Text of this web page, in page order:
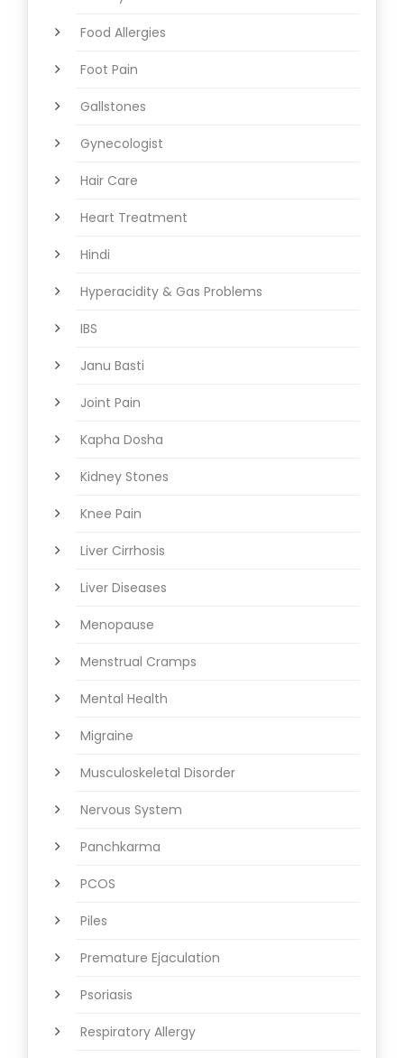
Food Allergies
Foot Pain
Gallstones
Gynecologist
Hair Care
Heart Treatment
Hindi
Hyperacidity & Gas Problems
IBS
Janu Basti
Joint Pain
Kapha Dosha
Kidney Stones
Knee Pain
Liver Cirrhosis
Liver Diseases
Menopause
Menstrual Cramps
Mental Health
Migraine
Musculoskeletal Disorder
Nervous System
Panchkarma
PCOS
Piles
Premature Ejaculation
Psoriasis
Respiratory Allergy